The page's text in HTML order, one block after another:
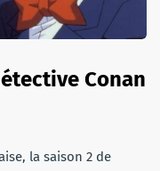
Conan
la saison 2 de